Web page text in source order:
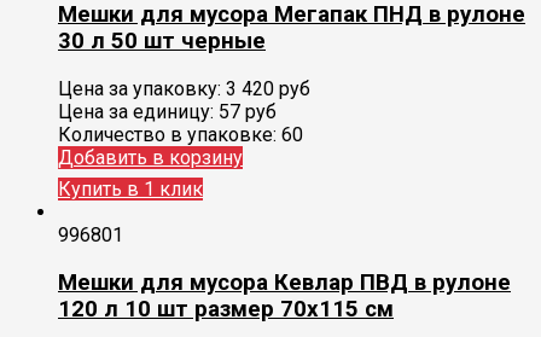
Мешки для мусора Мегапак ПНД в рулоне
30 л 50 шт черные
Цена за упаковку: 3 420 руб
Цена за единицу: 57 руб
Количество в упаковке: 60
Добавить в корзину
Купить в 1 клик
996801
Мешки для мусора Кевлар ПВД в рулоне
120 л 10 шт размер 70х115 см